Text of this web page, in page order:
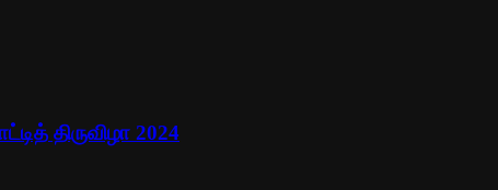
திருவிழா 2024